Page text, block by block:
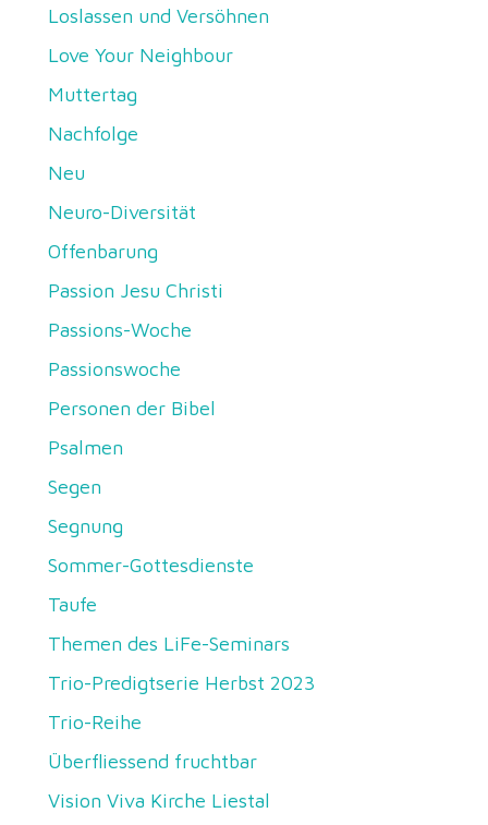
Loslassen und Versöhnen
Love Your Neighbour
Muttertag
Nachfolge
Neu
Neuro-Diversität
Offenbarung
Passion Jesu Christi
Passions-Woche
Passionswoche
Personen der Bibel
Psalmen
Segen
Segnung
Sommer-Gottesdienste
Taufe
Themen des LiFe-Seminars
Trio-Predigtserie Herbst 2023
Trio-Reihe
Überfliessend fruchtbar
Vision Viva Kirche Liestal